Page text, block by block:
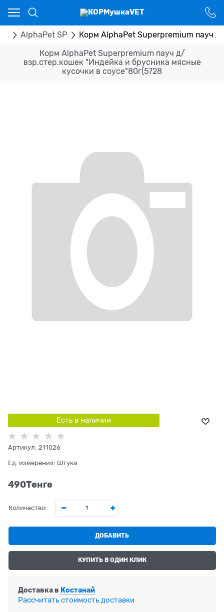
AlphaPet SP Корм AlphaPet Superpremium пауч
Корм AlphaPet Superpremium пауч д/
взр.стер.кошек "Индейка и брусника мясные
кусочки в соусе"80г(5728
Есть в наличии
Артикул: 211026
Ед. измерения: Штука
490Tенге
Количество:
ДОБАВИТЬ
КУПИТЬ В ОДИН КЛИК
Доставка в Костанай
Рассчитать стоимость доставки
Ваш город - Костанай,
угадали?
ДА НЕТ